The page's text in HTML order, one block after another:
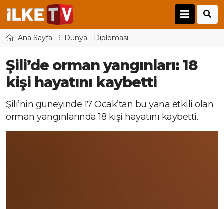
Ana Sayfa Dünya - Diplomasi
Şili’de orman yangınları: 18
kişi hayatını kaybetti
Şili’nin güneyinde 17 Ocak’tan bu yana etkili olan
orman yangınlarında 18 kişi hayatını kaybetti.